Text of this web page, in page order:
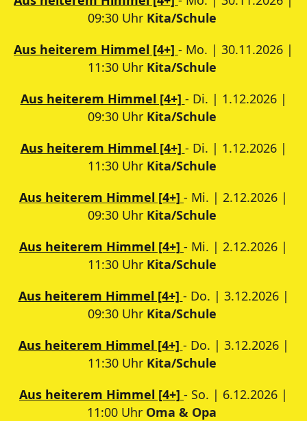
09:30 Uhr Kita/Schule
Aus heiterem Himmel [4+] - Mo. | 30.11.2026 |
11:30 Uhr Kita/Schule
Aus heiterem Himmel [4+] - Di. | 1.12.2026 |
09:30 Uhr Kita/Schule
Aus heiterem Himmel [4+] - Di. | 1.12.2026 |
11:30 Uhr Kita/Schule
Aus heiterem Himmel [4+] - Mi. | 2.12.2026 |
09:30 Uhr Kita/Schule
Aus heiterem Himmel [4+] - Mi. | 2.12.2026 |
11:30 Uhr Kita/Schule
Aus heiterem Himmel [4+] - Do. | 3.12.2026 |
09:30 Uhr Kita/Schule
Aus heiterem Himmel [4+] - Do. | 3.12.2026 |
11:30 Uhr Kita/Schule
Aus heiterem Himmel [4+] - So. | 6.12.2026 |
11:00 Uhr Oma & Opa